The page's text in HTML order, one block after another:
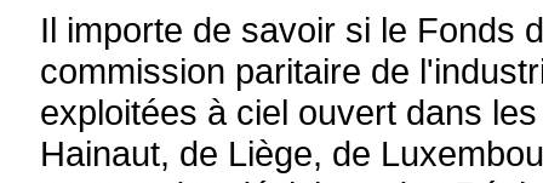
Il importe de savoir si le Fonds
commission paritaire de
exploitées à ciel ouvert dans
Hainaut, de Liège, de